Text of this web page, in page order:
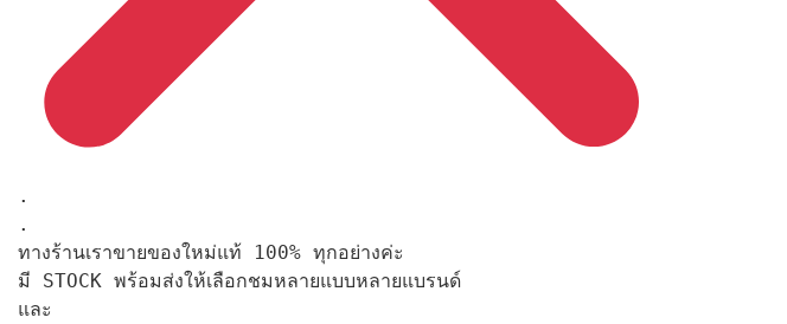
.
.
ทางร้านเราขายของใหม่แท้ 100% ทุกอย่างค่ะ
มี STOCK พร้อมส่งให้เลือกชมหลายแบบหลายแบรนด์
และ